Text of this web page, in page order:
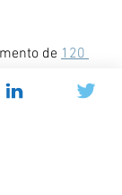
de 120
con